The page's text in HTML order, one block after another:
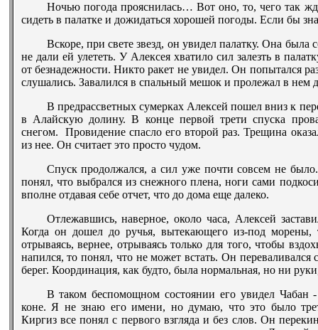
Ночью погода прояснилась… Вот оно, то, чего так
сидеть в палатке и дожидаться хорошей погоды. Если бы
Вскоре, при свете звезд, он увидел палатку. Она
не дали ей улететь. У Алексея хватило сил залезть в
от безнадежности. Никто ракет не увидел. Он попытался
слушались. Завалился в спальный мешок и пролежал в нем
В предрассветных сумерках Алексей пошел вниз к
в Алайскую долину. В конце первой трети спуска
снегом. Провидение спасло его второй раз. Трещина
из нее. Он считает это просто чудом.
Спуск продолжался, а сил уже почти совсем не
понял, что выбрался из снежного плена, ноги сами
вполне отдавая себе отчет, что до дома еще далеко.
Отлежавшись, наверное, около часа, Алексей
Когда он дошел до ручья, вытекающего из-под
отрываясь, вернее, отрываясь только для того, чтобы
напился, то понял, что не может встать. Он
берег. Координация, как будто, была нормальная, но ни
В таком беспомощном состоянии его увидел
коне. Я не знаю его имени, но думаю, что это было
Киргиз все понял с первого взгляда и без слов. Он